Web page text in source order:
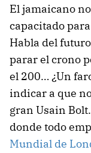
El jamaicano
capacitado
Habla del
parar el crono
el 200… ¿Un
indicar a que
gran Usain Bolt.
donde todo
Mundial de